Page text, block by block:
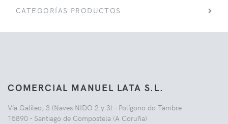
CATEGORÍAS PRODUCTOS
COMERCIAL MANUEL LATA S.L.
Vía Galileo, 3 (Naves NIDO 2 y 3) - Polígono do Tambre
15890 - Santiago de Compostela (A Coruña)